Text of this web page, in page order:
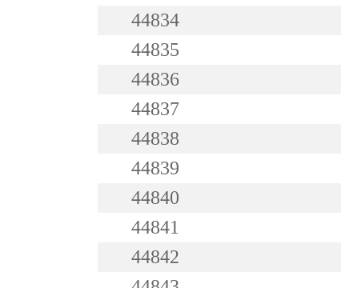
44834
44835
44836
44837
44838
44839
44840
44841
44842